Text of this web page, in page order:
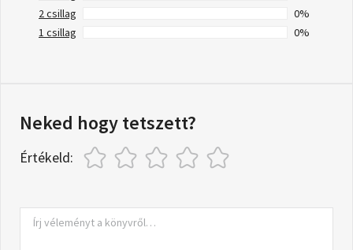
2 csillag
0%
1 csillag
0%
Neked hogy tetszett?
Értékeld: